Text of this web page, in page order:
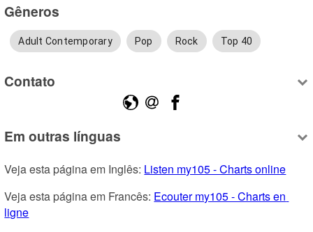
Gêneros
Adult Contemporary Pop Rock Top 40
Contato
Em outras línguas
Veja esta página em Inglês: Listen my105 - Charts online
Veja esta página em Francês: Ecouter my105 - Charts en
ligne